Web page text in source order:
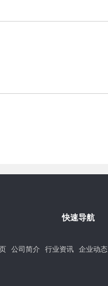
快速导航
公司简介 行业资讯 企业动态